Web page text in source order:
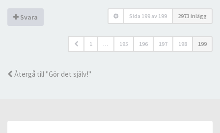
Svara Sida 199 av 199 2973 inlägg
1 … 195 196 197 198 199
Återgå till "Gör det själv!"